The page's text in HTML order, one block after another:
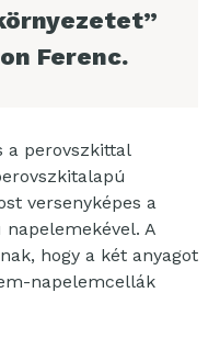
Ferenc.
a perovszkittal
versenyképes a
A
hogy a két anyagot
napelemcellák